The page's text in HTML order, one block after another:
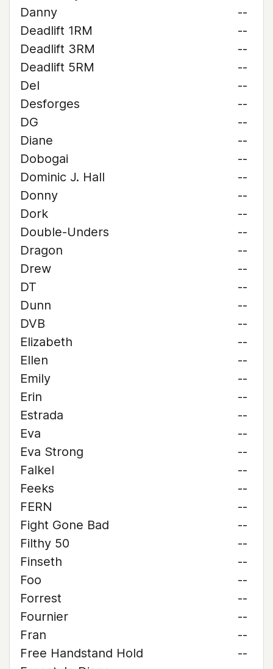
Danny
--
Deadlift 1RM
--
Deadlift 3RM
--
Deadlift 5RM
--
Del
--
Desforges
--
DG
--
Diane
--
Dobogai
--
Dominic J. Hall
--
Donny
--
Dork
--
Double-Unders
--
Dragon
--
Drew
--
DT
--
Dunn
--
DVB
--
Elizabeth
--
Ellen
--
Emily
--
Erin
--
Estrada
--
Eva
--
Eva Strong
--
Falkel
--
Feeks
--
FERN
--
Fight Gone Bad
--
Filthy 50
--
Finseth
--
Foo
--
Forrest
--
Fournier
--
Fran
--
Free Handstand Hold
--